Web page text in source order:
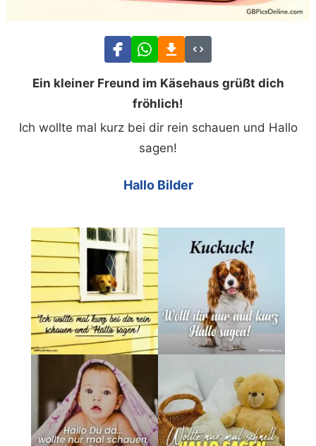
Ein kleiner Freund im Käsehaus grüßt dich
fröhlich!
Ich wollte mal kurz bei dir rein schauen und Hallo
sagen!
Hallo Bilder